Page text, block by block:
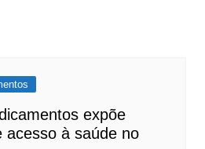
expõe
acesso à saúde no